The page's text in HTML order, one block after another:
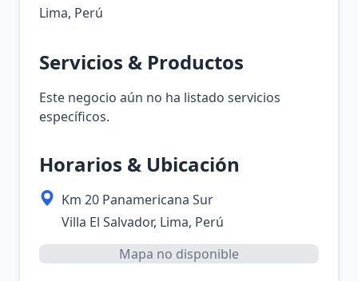
Lima, Perú
Servicios & Productos
Este negocio aún no ha listado servicios
específicos.
Horarios & Ubicación
Km 20 Panamericana Sur
Villa El Salvador, Lima, Perú
Mapa no disponible